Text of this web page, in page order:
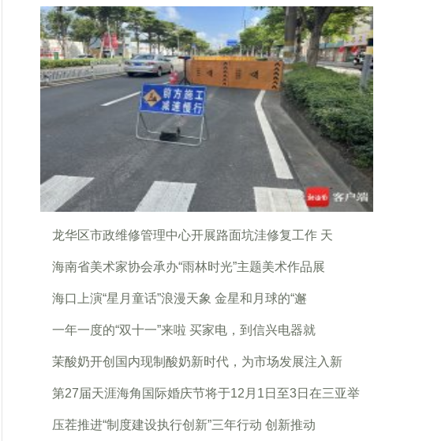
龙华区市政维修管理中心开展路面坑洼修复工作 天
海南省美术家协会承办“雨林时光”主题美术作品展
海口上演“星月童话”浪漫天象 金星和月球的“邂
一年一度的“双十一”来啦 买家电，到信兴电器就
茉酸奶开创国内现制酸奶新时代，为市场发展注入新
第27届天涯海角国际婚庆节将于12月1日至3日在三亚举
压茬推进“制度建设执行创新”三年行动 创新推动